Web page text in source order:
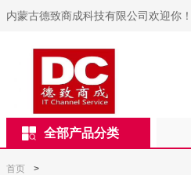
内蒙古德致商成科技有限公司欢迎你！
全部产品分类
首页 >